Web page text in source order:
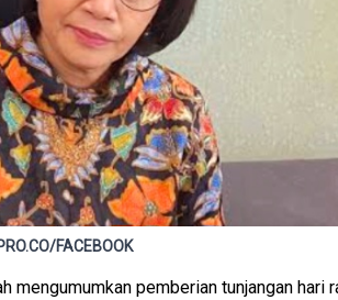
FACEBOOK
mengumumkan pemberian tunjangan hari